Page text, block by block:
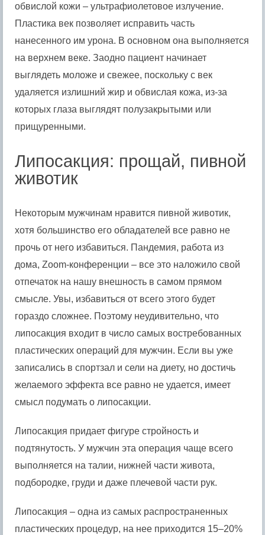
обвислой кожи – ультрафиолетовое излучение.
Пластика век позволяет исправить часть
нанесенного им урона. В основном она выполняется
на верхнем веке. Заодно пациент начинает
выглядеть моложе и свежее, поскольку с век
удаляется излишний жир и обвислая кожа, из-за
которых глаза выглядят полузакрытыми или
прищуренными.
Липосакция: прощай, пивной
животик
Некоторым мужчинам нравится пивной животик,
хотя большинство его обладателей все равно не
прочь от него избавиться. Пандемия, работа из
дома, Zoom-конференции – все это наложило свой
отпечаток на нашу внешность в самом прямом
смысле. Увы, избавиться от всего этого будет
гораздо сложнее. Поэтому неудивительно, что
липосакция входит в число самых востребованных
пластических операций для мужчин. Если вы уже
записались в спортзал и сели на диету, но достичь
желаемого эффекта все равно не удается, имеет
смысл подумать о липосакции.
Липосакция придает фигуре стройность и
подтянутость. У мужчин эта операция чаще всего
выполняется на талии, нижней части живота,
подбородке, груди и даже плечевой части рук.
Липосакция – одна из самых распространенных
пластических процедур, на нее приходится 15–20%